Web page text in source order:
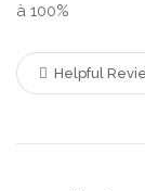
à 100%
Helpful